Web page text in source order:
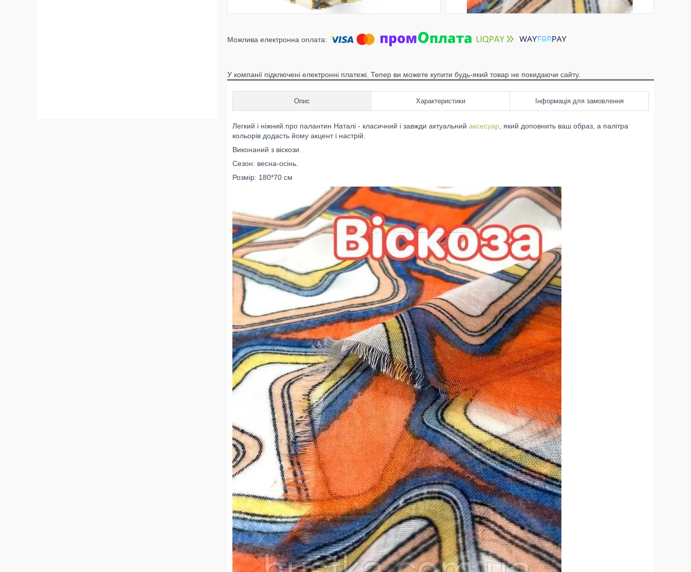
У компанії підключені електронні платежі. Тепер ви можете купити будь-який товар не покидаючи сайту.
Опис Характеристики Інформація для замовлення
Легкий і ніжний про палантин Наталі - класичний і завжди актуальний аксесуар , який доповнить ваш образ, а палітра
кольорів додасть йому акцент і настрій.
Виконаний з віскози.
Сезон: весна-осінь.
Розмір: 180*70 см